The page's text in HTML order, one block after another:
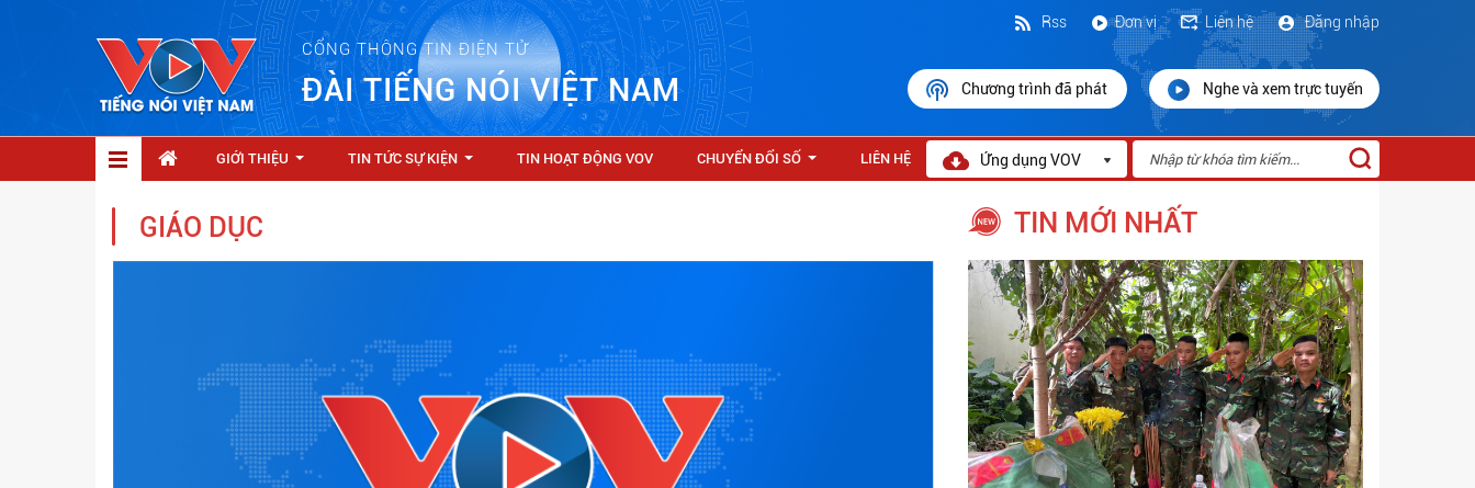
CỔNG THÔNG TIN ĐIỆN TỬ
ĐÀI TIẾNG NÓI VIỆT NAM
Đăng nhập
Liên hệ
Đơn vị
Rss
Chương trình đã phát Nghe và xem trực tuyến
GIỚI THIỆU TIN TỨC SỰ KIỆN TIN HOẠT ĐỘNG VOV CHUYỂN ĐỔI SỐ LIÊN HỆ Ứng dụng VOV
GIÁO DỤC TIN MỚI NHẤT